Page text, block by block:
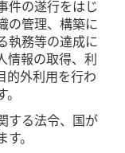
件の遂行をはじ
の管理、構築に
執務等の達成に
情報の取得、利
的外利用を行わ
する法令、国が
。